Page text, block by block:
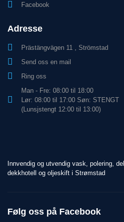
Innvendig og utvendig vask, polering,
dekkhotell og oljeskift i Strømstad
Følg oss på Facebook
Facebook
Adresse
Prästängvägen 11 , Strömstad
Send oss en mail
Ring oss
Man - Fre: 08:00 til 18:00
Lør: 08:00 til 17:00 Søn: STENGT
(Lunsjstengt 12:00 til 13:00)